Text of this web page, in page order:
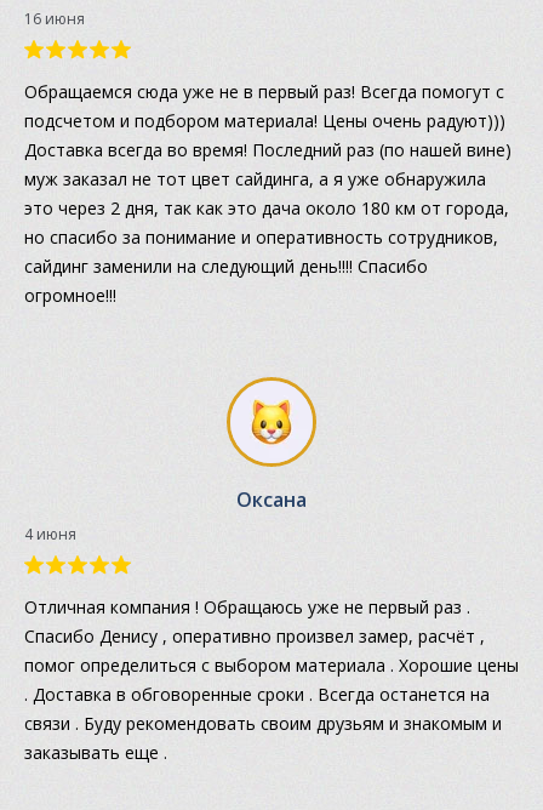
16 июня
Обращаемся сюда уже не в первый раз! Всегда помогут с
подсчетом и подбором материала! Цены очень радуют)))
Доставка всегда во время! Последний раз (по нашей вине)
муж заказал не тот цвет сайдинга, а я уже обнаружила
это через 2 дня, так как это дача около 180 км от города,
но спасибо за понимание и оперативность сотрудников,
сайдинг заменили на следующий день!!!! Спасибо
огромное!!!
Оксана
4 июня
Отличная компания ! Обращаюсь уже не первый раз .
Спасибо Денису , оперативно произвел замер, расчёт ,
помог определиться с выбором материала . Хорошие цены
. Доставка в обговоренные сроки . Всегда останется на
связи . Буду рекомендовать своим друзьям и знакомым и
заказывать еще .